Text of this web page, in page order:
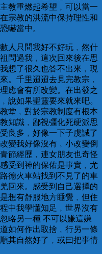
教重燃起希望﹐可以當一
宗教的洪流中保持理性和
嚇當中。
人只問我好不好玩﹐然什
問過我﹐這次回來後在思
想了很久也答不出來﹐現
。千里迢迢去見完教宗﹐
應會有所改變。在出發之
說如果聖靈要來就來吧。
堂﹐對於宗教制度有根本
知識﹐鄙視彊化死硬派思
良多﹐好像一下子虔誠了
變我好像沒有﹐小改變倒
節經歷﹐連女朋友也奇怪
受到神的保佑是事實﹐尤
德火車站找到不見了的車
回來。感受到自己選擇的
想有舒服地方睡覺﹐但住
中我學懂知足﹐世界沒有
略另一種 不可以嫌這嫌
如何作出取捨﹐行另一條
其自然好了﹐或曰把事情